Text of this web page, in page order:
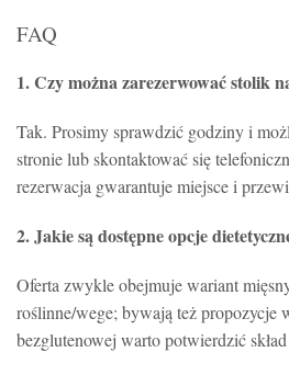
FAQ
1. Czy można zarezerwować stolik
Tak. Prosimy sprawdzić godziny i
stronie lub skontaktować się
rezerwacja gwarantuje miejsce i
2. Jakie są dostępne opcje
Oferta zwykle obejmuje wariant
roślinne/wege; bywają też propozycje
bezglutenowej warto potwierdzić